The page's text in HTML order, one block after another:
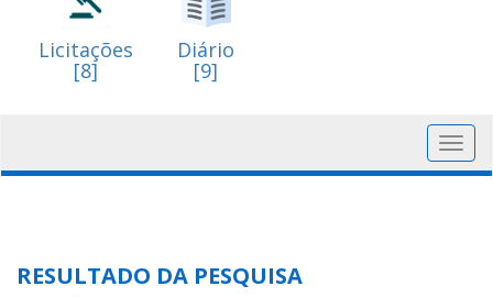
Licitações
[8]
Diário
[9]
RESULTADO DA PESQUISA